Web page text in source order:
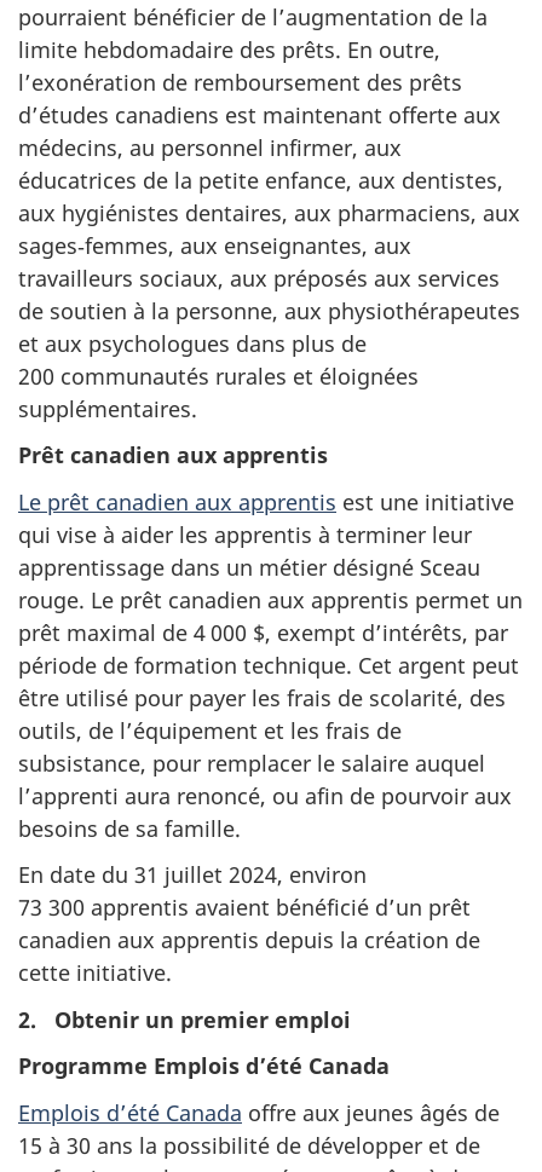
pourraient bénéficier de l’augmentation de la
limite hebdomadaire des prêts. En outre,
l’exonération de remboursement des prêts
d’études canadiens est maintenant offerte aux
médecins, au personnel infirmer, aux
éducatrices de la petite enfance, aux dentistes,
aux hygiénistes dentaires, aux pharmaciens, aux
sages‑femmes, aux enseignantes, aux
travailleurs sociaux, aux préposés aux services
de soutien à la personne, aux physiothérapeutes
et aux psychologues dans plus de
200 communautés rurales et éloignées
supplémentaires.
Prêt canadien aux apprentis
Le prêt canadien aux apprentis est une initiative
qui vise à aider les apprentis à terminer leur
apprentissage dans un métier désigné Sceau
rouge. Le prêt canadien aux apprentis permet un
prêt maximal de 4 000 $, exempt d’intérêts, par
période de formation technique. Cet argent peut
être utilisé pour payer les frais de scolarité, des
outils, de l’équipement et les frais de
subsistance, pour remplacer le salaire auquel
l’apprenti aura renoncé, ou afin de pourvoir aux
besoins de sa famille.
En date du 31 juillet 2024, environ
73 300 apprentis avaient bénéficié d’un prêt
canadien aux apprentis depuis la création de
cette initiative.
2. Obtenir un premier emploi
Programme Emplois d’été Canada
Emplois d’été Canada offre aux jeunes âgés de
15 à 30 ans la possibilité de développer et de